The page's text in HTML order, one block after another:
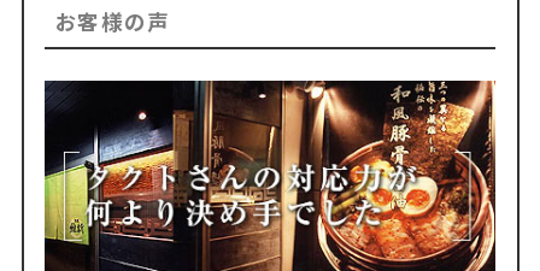
お客様の声